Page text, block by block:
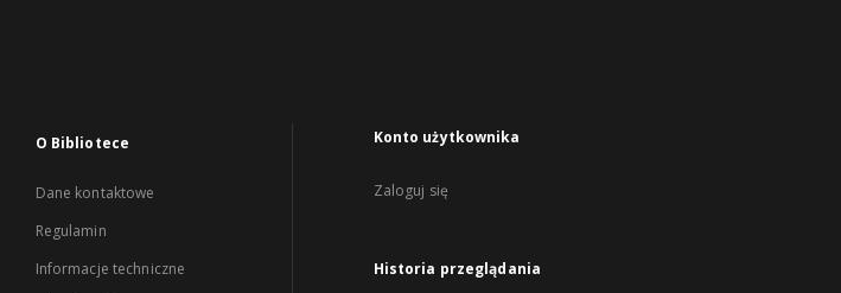
O Bibliotece
Dane kontaktowe
Regulamin
Informacje techniczne
Konto użytkownika
Zaloguj się
Historia przeglądania